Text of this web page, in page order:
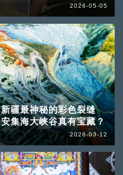
2026-05-05
新疆最神秘的彩色裂缝
安集海大峡谷真有宝藏？
2026-03-12